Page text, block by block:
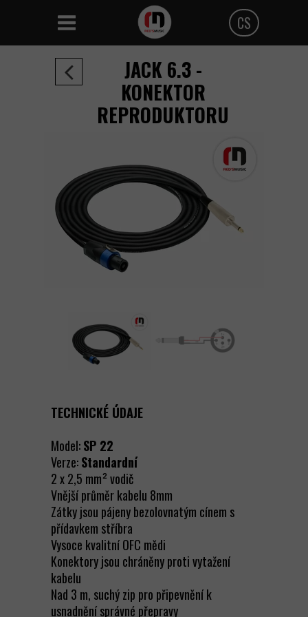
CS
Polski
JACK 6.3 -
KONEKTOR
REPRODUKTORU
TECHNICKÉ ÚDAJE
Model:SP 22
Verze:Standardní
2 x 2,5 mm² vodič
Vnější průměr kabelu 8mm
Zátky jsou pájeny bezolovnatým cínem s
přídavkem stříbra
Vysoce kvalitní OFC mědi
Konektory jsou chráněny proti vytažení
kabelu
Nad 3 m, suchý zip pro připevnění k
usnadnění správné přepravy